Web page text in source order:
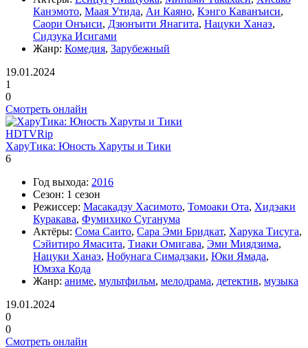
Канэмото, Маая Утида, Аи Каяно, Кэнго Каванъиси,
Саори Онъиси, Дзюнъити Янагита, Нацуки Ханаэ,
Сидзука Исигами
Жанр: Комедия, Зарубежный
19.01.2024
1
0
Смотреть онлайн
HDTVRip
ХаруТика: Юность Харуты и Тики
6
Год выхода: 2016
Сезон: 1 сезон
Режиссер: Масакадзу Хасимото, Томоаки Ота, Хидэаки
Куракава, Фумихико Суганума
Актёры: Сома Саито, Сара Эми Бридкат, Харука Тисуга,
Сэйитиро Ямасита, Тиаки Омигава, Эми Миядзима,
Нацуки Ханаэ, Нобунага Симадзаки, Юки Ямада,
Юмэха Кода
Жанр: аниме, мультфильм, мелодрама, детектив, музыка
19.01.2024
0
0
Смотреть онлайн